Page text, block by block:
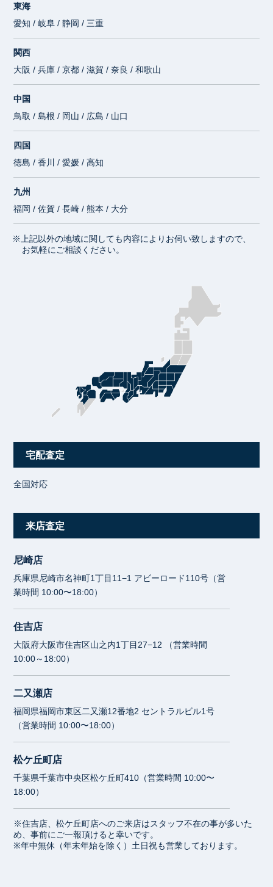
東海
愛知 / 岐阜 / 静岡 / 三重
関西
大阪 / 兵庫 / 京都 / 滋賀 / 奈良 / 和歌山
中国
鳥取 / 島根 / 岡山 / 広島 / 山口
四国
徳島 / 香川 / 愛媛 / 高知
九州
福岡 / 佐賀 / 長崎 / 熊本 / 大分
※上記以外の地域に関しても内容によりお伺い致しますので、
お気軽にご相談ください。
宅配査定
全国対応
来店査定
尼崎店
兵庫県尼崎市名神町1丁目11−1 アビーロード110号（営
業時間 10:00〜18:00）
住吉店
大阪府大阪市住吉区山之内1丁目27−12 （営業時間
10:00～18:00）
二又瀬店
福岡県福岡市東区二又瀬12番地2 セントラルビル1号
（営業時間 10:00〜18:00）
松ケ丘町店
千葉県千葉市中央区松ケ丘町410（営業時間 10:00〜
18:00）
※住吉店、松ケ丘町店へのご来店はスタッフ不在の事が多いた
め、事前にご一報頂けると幸いです。
※年中無休（年末年始を除く）土日祝も営業しております。